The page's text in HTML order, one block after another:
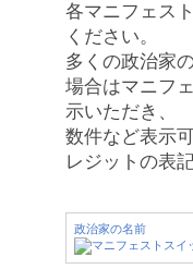
各マニフェス
ください。
多くの政治家
場合はマニフ
示いただき、
数件など表示
レジットの表
政治家の名前